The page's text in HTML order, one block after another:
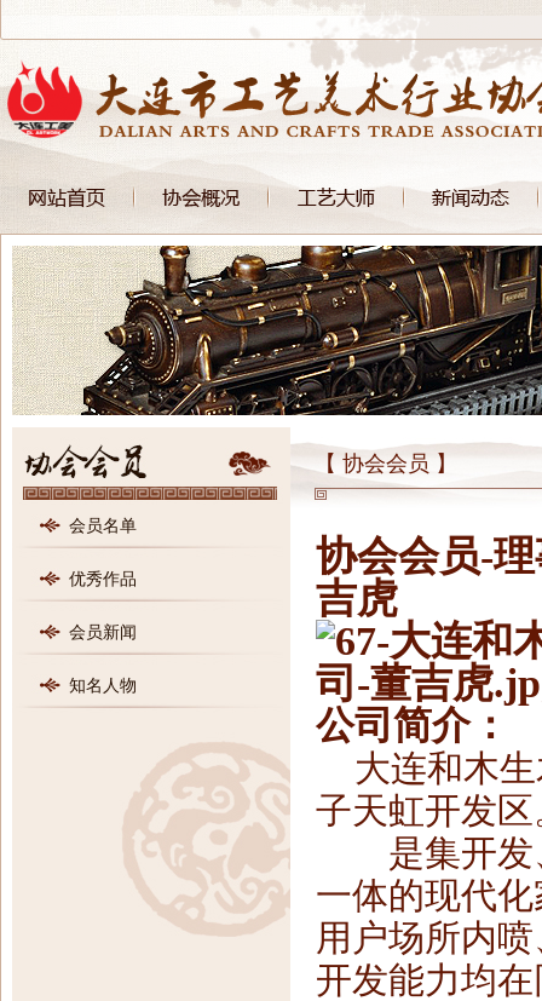
会员名单
优秀作品
会员新闻
知名人物
【 协会会员 】
协会会员-
吉虎
公司简介：
大连和木
子天虹开发区
是集开发、
一体的现代
用户场所内
开发能力均